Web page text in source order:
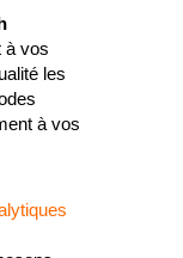
à vos
les
à vos